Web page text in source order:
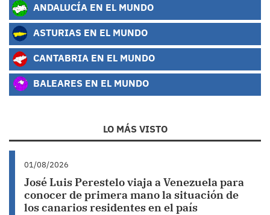
ANDALUCÍA EN EL MUNDO
ASTURIAS EN EL MUNDO
CANTABRIA EN EL MUNDO
BALEARES EN EL MUNDO
LO MÁS VISTO
01/08/2026
José Luis Perestelo viaja a Venezuela para
conocer de primera mano la situación de
los canarios residentes en el país